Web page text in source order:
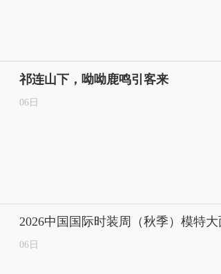
祁连山下，呦呦鹿鸣引客来
06日
2026中国国际时装周（秋季）模特
06日